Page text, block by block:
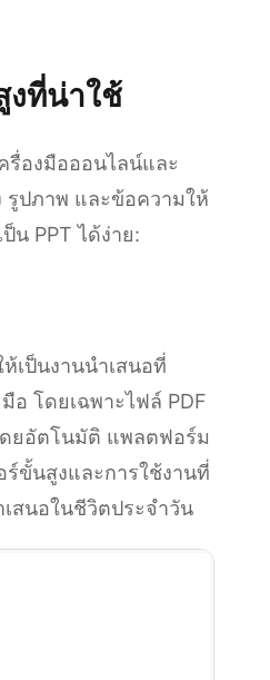
งที่น่าใช้
รื่องมือออนไลน์และ
รูปภาพ และข้อความให้
น PPT ได้ง่าย:
เป็นงานนำเสนอที่
อ โดยเฉพาะไฟล์ PDF
ดยอัตโนมัติ แพลตฟอร์ม
ขั้นสูงและการใช้งานที่
สนอในชีวิตประจำวัน